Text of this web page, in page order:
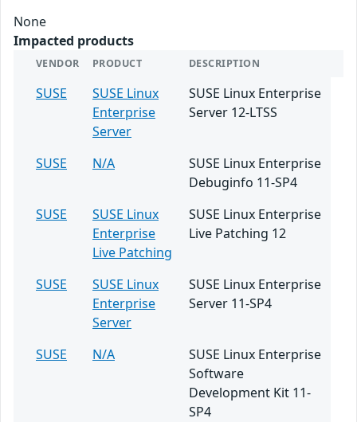
None
Impacted products
VENDOR PRODUCT DESCRIPTION
SUSE
SUSE Linux
Enterprise
Server
SUSE Linux Enterprise
Server 12-LTSS
SUSE N/A
SUSE Linux Enterprise
Debuginfo 11-SP4
SUSE
SUSE Linux
Enterprise
Live Patching
SUSE Linux Enterprise
Live Patching 12
SUSE
SUSE Linux
Enterprise
Server
SUSE Linux Enterprise
Server 11-SP4
SUSE N/A
SUSE Linux Enterprise
Software
Development Kit 11-
SP4